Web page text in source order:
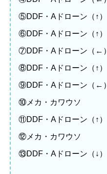
⑤DDF・Aドローン（↑）
⑥DDF・Aドローン（↑）
⑦DDF・Aドローン（←）
⑧DDF・Aドローン（↑）
⑨DDF・Aドローン（←）
⑩メカ・カワウソ
⑪DDF・Aドローン（↑）
⑫メカ・カワウソ
⑬DDF・Aドローン（↓）